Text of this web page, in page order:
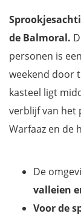
de Balmoral.
personen is
weekend door
kasteel ligt
verblijf van het
Warfaaz en de
De
valleien
Voor de